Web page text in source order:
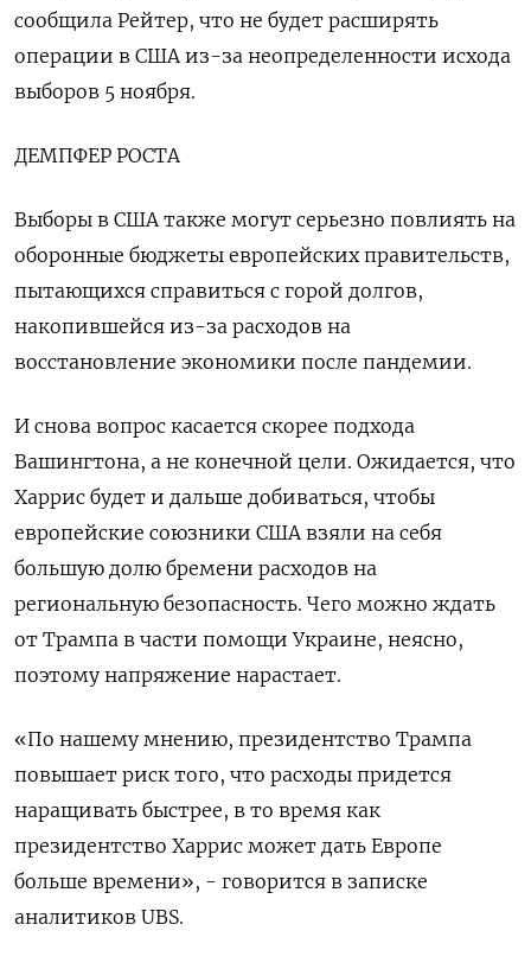
сообщила Рейтер, что не будет расширять
операции в США из-за неопределенности исхода
выборов 5 ноября.
ДЕМПФЕР РОСТА
Выборы в США также могут серьезно повлиять на
оборонные бюджеты европейских правительств,
пытающихся справиться с горой долгов,
накопившейся из-за расходов на
восстановление экономики после пандемии.
И снова вопрос касается скорее подхода
Вашингтона, а не конечной цели. Ожидается, что
Харрис будет и дальше добиваться, чтобы
европейские союзники США взяли на себя
большую долю бремени расходов на
региональную безопасность. Чего можно ждать
от Трампа в части помощи Украине, неясно,
поэтому напряжение нарастает.
«По нашему мнению, президентство Трампа
повышает риск того, что расходы придется
наращивать быстрее, в то время как
президентство Харрис может дать Европе
больше времени», - говорится в записке
аналитиков UBS.